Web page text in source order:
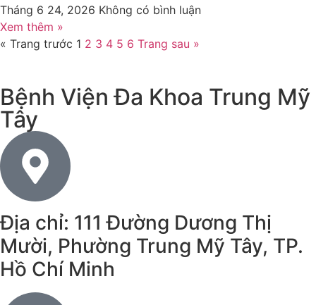
Tháng 6 24, 2026 Không có bình luận
Xem thêm »
« Trang trước 1 2 3 4 5 6 Trang sau »
Bệnh Viện Đa Khoa Trung Mỹ
Tây
Địa chỉ: 111 Đường Dương Thị
Mười, Phường Trung Mỹ Tây, TP.
Hồ Chí Minh